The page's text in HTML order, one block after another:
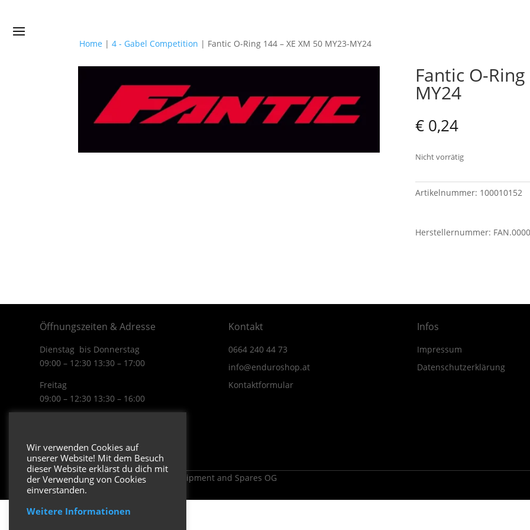
Home |4 - Gabel Competition | Fantic O-Ring 144 – XE XM 50 MY23-MY24
Fantic O-
MY24
€0,24
Nicht vorrätig
Artikelnummer: 100010152
Herstellernummer:
Öffnungszeiten & Adresse
Dienstag bis Donnerstag
09:00 – 12:30 13:30 – 17:00
Freitag
09:00 – 12:30 13:30 – 16:00
In Google Maps öffnen.
Kontakt
0664 240 44 73
info@enduroshop.at
Kontaktformular
Infos
Impressum
Datenschutzerklärung
Copyright 2026 ENDUROSHOP.at Equipment and Spares OG
Wir verwenden Cookies auf
unserer Website! Mit dem Besuch
dieser Website erklärst du dich mit
der Verwendung von Cookies
einverstanden.
Weitere Informationen